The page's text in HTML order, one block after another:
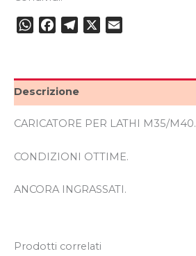
WhatsApp
Facebook
Telegram
Descrizione
CARICATORE PER LATHI M35/M40.
CONDIZIONI OTTIME.
ANCORA INGRASSATI.
Prodotti correlati